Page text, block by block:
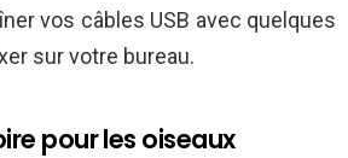
vos câbles USB avec quelques
sur votre bureau.
pour les oiseaux